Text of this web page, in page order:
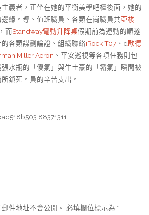
義者，正坐在她的平衡美學吧檯後面，她的
緣。導、值班職員、各類在崗職員共亞梭
而Standway電動升降桌假期前為運動的順遂
的各類謀劃論證、組織聯絡iRock T07、d歐德
Miller Aeron 、平安巡視等各項任務則包
水瓶的「傻氣」與牛土豪的「霸氣」瞬間被
鎖死。員的辛苦支出。
件地址不會公開。 必填欄位標示為 *